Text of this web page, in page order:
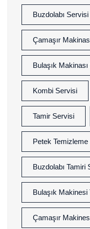
Buzdolabı Servisi
Çamaşır
Bulaşık
Kombi Servisi
Tamir Servisi
Petek Temizleme
Buzdolabı Tamiri
Bulaşık
Çamaşır